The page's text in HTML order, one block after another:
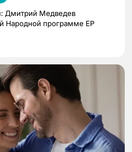
Дмитрий Медведев
Народной программе ЕР